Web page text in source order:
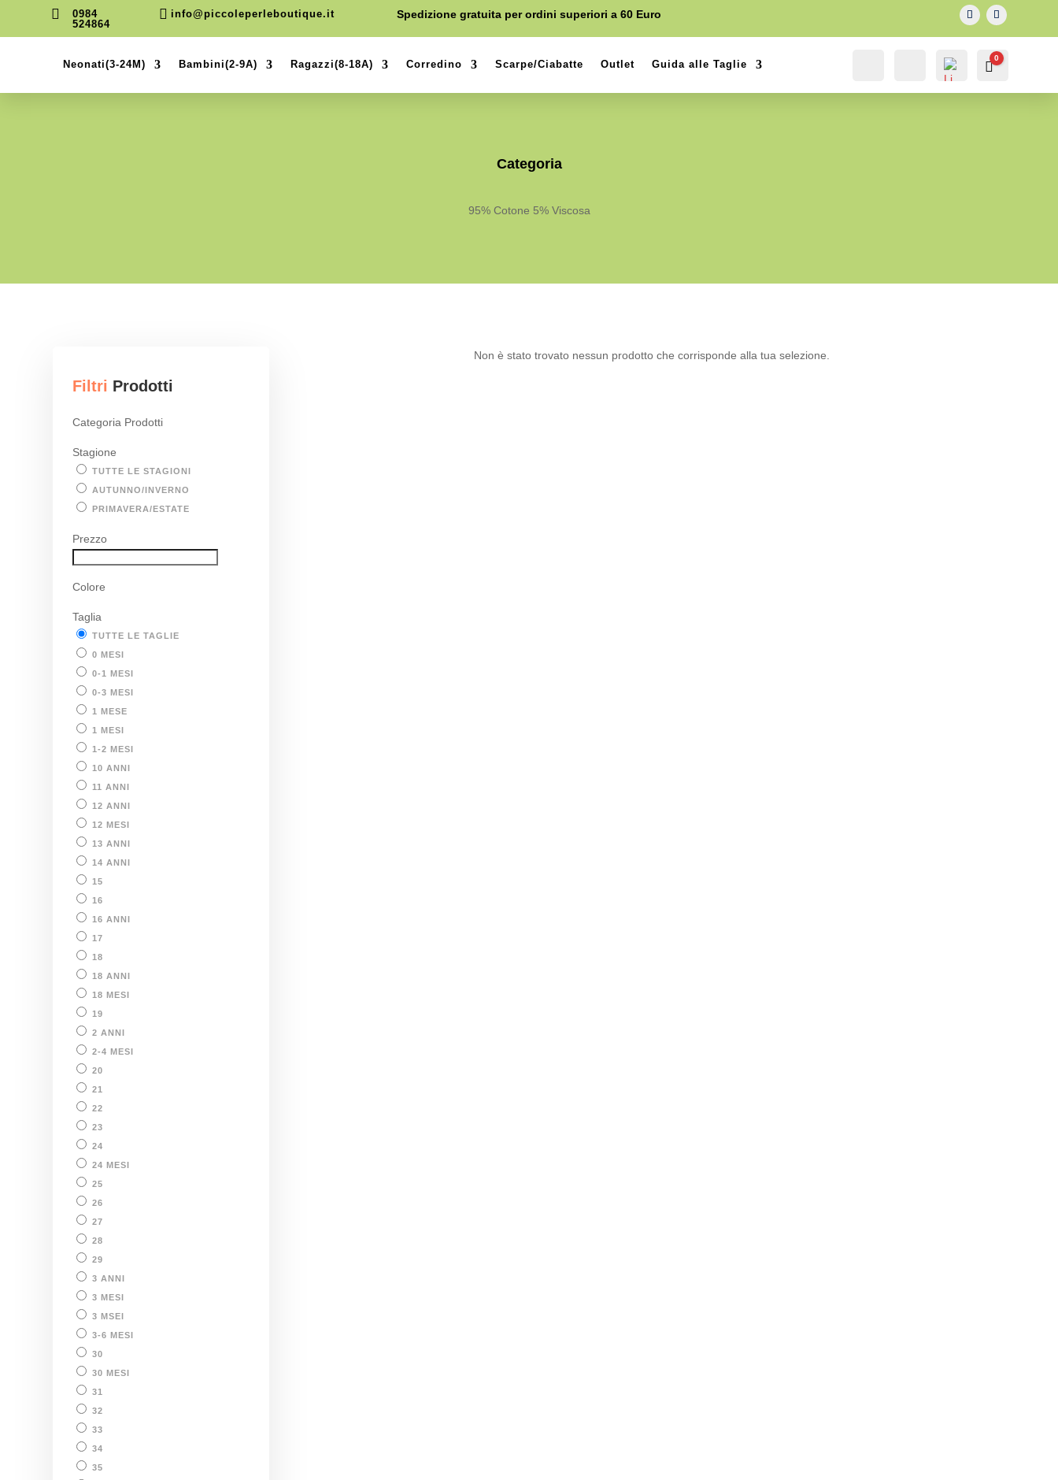

0984
524864
 info@piccoleperleboutique.it Spedizione gratuita per ordini superiori a 60 Euro
Neonati(3-24M) Bambini(2-9A) Ragazzi(8-18A) Corredino Scarpe/Ciabatte Outlet Guida alle Taglie Cerca... Carrello
0
Categoria
95% Cotone 5% Viscosa
Filtri Prodotti
Categoria Prodotti
Stagione
TUTTE LE STAGIONI
AUTUNNO/INVERNO
PRIMAVERA/ESTATE
Prezzo
Colore
Taglia
TUTTE LE TAGLIE
0 MESI
0-1 MESI
0-3 MESI
1 MESE
1 MESI
1-2 MESI
10 ANNI
11 ANNI
12 ANNI
12 MESI
13 ANNI
14 ANNI
15
16
16 ANNI
17
18
18 ANNI
18 MESI
19
2 ANNI
2-4 MESI
20
21
22
23
24
24 MESI
25
26
27
28
29
3 ANNI
3 MESI
3 MSEI
3-6 MESI
30
30 MESI
31
32
33
34
35
Non è stato trovato nessun prodotto che corrisponde alla tua selezione.